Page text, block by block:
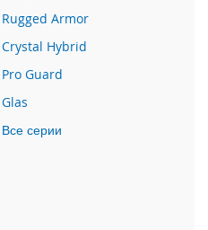
Rugged Armor
Crystal Hybrid
Pro Guard
Glas
Все серии